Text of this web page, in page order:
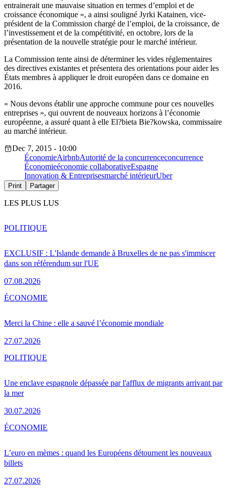
entrainerait une mauvaise situation en termes d’emploi et de
croissance économique », a ainsi souligné Jyrki Katainen, vice-
président de la Commission chargé de l’emploi, de la croissance, de
l’investissement et de la compétitivité, en octobre, lors de la
présentation de la nouvelle stratégie pour le marché intérieur.
La Commission tente ainsi de déterminer les vides réglementaires
des directives existantes et présentera des orientations pour aider les
États membres à appliquer le droit européen dans ce domaine en
2016.
« Nous devons établir une approche commune pour ces nouvelles
entreprises », qui ouvrent de nouveaux horizons à l’économie
européenne, a assuré quant à elle El?bieta Bie?kowska, commissaire
au marché intérieur.
Dec 7, 2015 - 10:00
ÉconomieAirbnbAutorité de la concurrenceconcurrence
Économieéconomie collaborativeEspagne
Innovation & Entreprisesmarché intérieurUber
Print Partager
LES PLUS LUS
EXCLUSIF : L'Islande demande à Bruxelles de ne pas s'immiscer
dans son référendum sur l'UE
07.08.2026
POLITIQUE
Merci la Chine : elle a sauvé l’économie mondiale
27.07.2026
ÉCONOMIE
Une enclave espagnole dépassée par l'afflux de migrants arrivant par
la mer
30.07.2026
POLITIQUE
L’euro en mèmes : quand les Européens détournent les nouveaux
billets
27.07.2026
ÉCONOMIE